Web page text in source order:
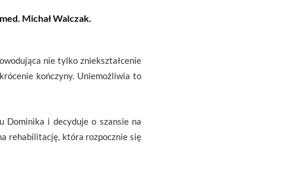
Michał Walczak.
nie tylko zniekształcenie
kończyny. Uniemożliwia to
Dominika i decyduje o szansie na
rehabilitację, która rozpocznie się